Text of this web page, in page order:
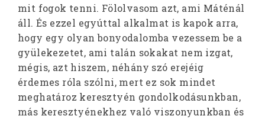
mit fogok tenni. Fölolvasom azt, ami Máténál
áll. És ezzel egyúttal alkalmat is kapok arra,
hogy egy olyan bonyodalomba vezessem be a
gyülekezetet, ami talán sokakat nem izgat,
mégis, azt hiszem, néhány szó erejéig
érdemes róla szólni, mert ez sok mindet
meghatároz keresztyén gondolkodásunkban,
más keresztyénekhez való viszonyunkban és